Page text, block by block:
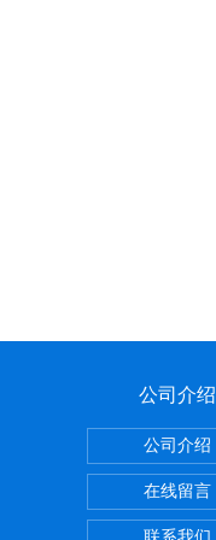
公司介绍
公司介绍
在线留言